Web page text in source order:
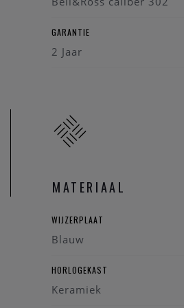
GARANTIE
2 Jaar
MATERIAAL
WIJZERPLAAT
Blauw
HORLOGEKAST
Keramiek